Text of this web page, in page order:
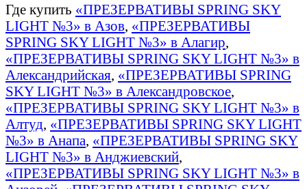
Где купить «ПРЕЗЕРВАТИВЫ SPRING SKY
LIGHT №3» в Азов, «ПРЕЗЕРВАТИВЫ
SPRING SKY LIGHT №3» в Алагир,
«ПРЕЗЕРВАТИВЫ SPRING SKY LIGHT №3» в
Александрийская, «ПРЕЗЕРВАТИВЫ SPRING
SKY LIGHT №3» в Александровское,
«ПРЕЗЕРВАТИВЫ SPRING SKY LIGHT №3» в
Алтуд, «ПРЕЗЕРВАТИВЫ SPRING SKY LIGHT
№3» в Анапа, «ПРЕЗЕРВАТИВЫ SPRING SKY
LIGHT №3» в Анджиевский,
«ПРЕЗЕРВАТИВЫ SPRING SKY LIGHT №3» в